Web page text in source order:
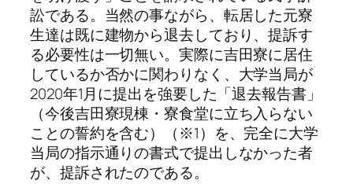
訟である。当然の事ながら、転居した元寮
生達は既に建物から退去しており、提訴す
る必要性は一切無い。実際に吉田寮に居住
しているか否かに関わりなく、大学当局が
2020年1月に提出を強要した「退去報告書」
（今後吉田寮現棟・寮食堂に立ち入らない
ことの誓約を含む）（※1）を、完全に大学
当局の指示通りの書式で提出しなかった者
が、提訴されたのである。